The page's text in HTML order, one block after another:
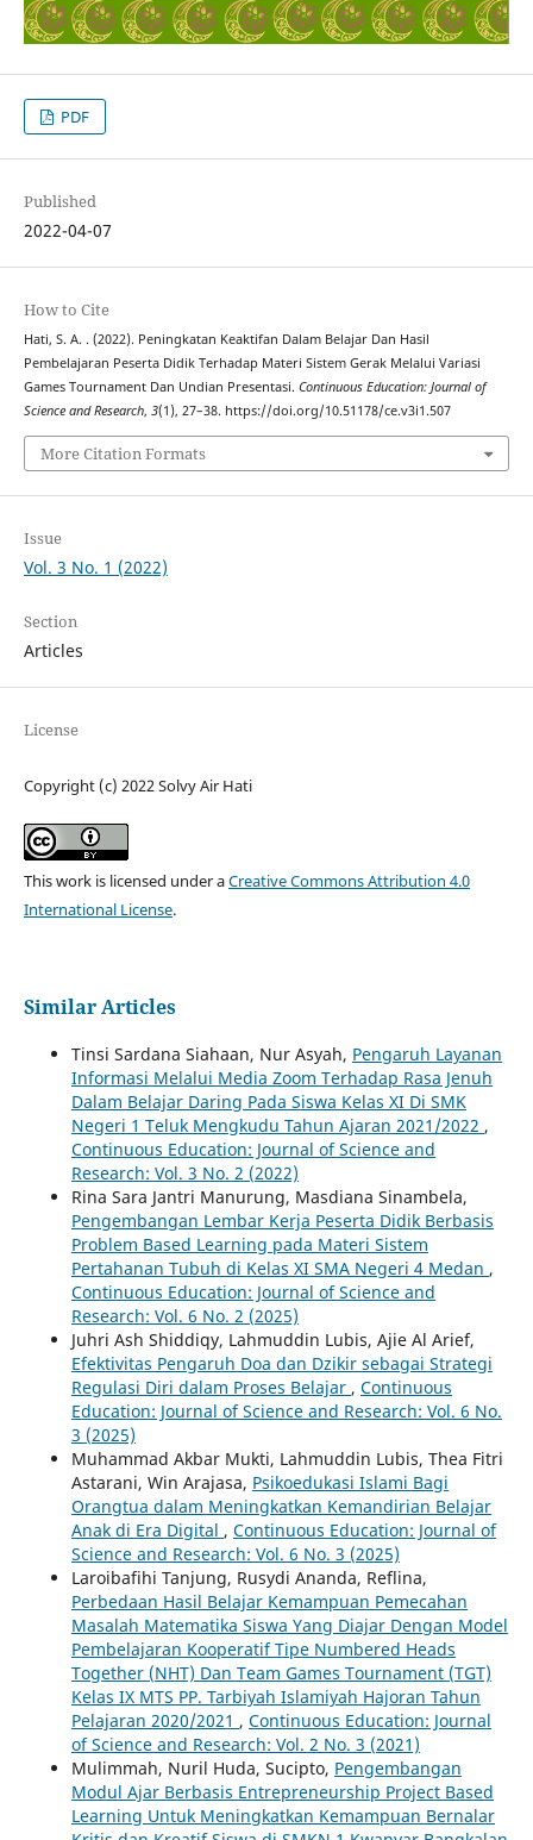
PDF
Published
2022-04-07
How to Cite
Hati, S. A. . (2022). Peningkatan Keaktifan Dalam Belajar Dan Hasil
Pembelajaran Peserta Didik Terhadap Materi Sistem Gerak Melalui Variasi
Games Tournament Dan Undian Presentasi. Continuous Education: Journal of
Science and Research, 3(1), 27–38. https://doi.org/10.51178/ce.v3i1.507
More Citation Formats
Issue
Vol. 3 No. 1 (2022)
Section
Articles
License
Copyright (c) 2022 Solvy Air Hati
This work is licensed under aCreative Commons Attribution 4.0
International License.
Similar Articles
Tinsi Sardana Siahaan, Nur Asyah, Pengaruh Layanan
Informasi Melalui Media Zoom Terhadap Rasa Jenuh
Dalam Belajar Daring Pada Siswa Kelas XI Di SMK
Negeri 1 Teluk Mengkudu Tahun Ajaran 2021/2022 ,
Continuous Education: Journal of Science and
Research: Vol. 3 No. 2 (2022)
Rina Sara Jantri Manurung, Masdiana Sinambela,
Pengembangan Lembar Kerja Peserta Didik Berbasis
Problem Based Learning pada Materi Sistem
Pertahanan Tubuh di Kelas XI SMA Negeri 4 Medan ,
Continuous Education: Journal of Science and
Research: Vol. 6 No. 2 (2025)
Juhri Ash Shiddiqy, Lahmuddin Lubis, Ajie Al Arief,
Efektivitas Pengaruh Doa dan Dzikir sebagai Strategi
Regulasi Diri dalam Proses Belajar , Continuous
Education: Journal of Science and Research: Vol. 6 No.
3 (2025)
Muhammad Akbar Mukti, Lahmuddin Lubis, Thea Fitri
Astarani, Win Arajasa, Psikoedukasi Islami Bagi
Orangtua dalam Meningkatkan Kemandirian Belajar
Anak di Era Digital , Continuous Education: Journal of
Science and Research: Vol. 6 No. 3 (2025)
Laroibafihi Tanjung, Rusydi Ananda, Reflina,
Perbedaan Hasil Belajar Kemampuan Pemecahan
Masalah Matematika Siswa Yang Diajar Dengan Model
Pembelajaran Kooperatif Tipe Numbered Heads
Together (NHT) Dan Team Games Tournament (TGT)
Kelas IX MTS PP. Tarbiyah Islamiyah Hajoran Tahun
Pelajaran 2020/2021 , Continuous Education: Journal
of Science and Research: Vol. 2 No. 3 (2021)
Mulimmah, Nuril Huda, Sucipto, Pengembangan
Modul Ajar Berbasis Entrepreneurship Project Based
Learning Untuk Meningkatkan Kemampuan Bernalar